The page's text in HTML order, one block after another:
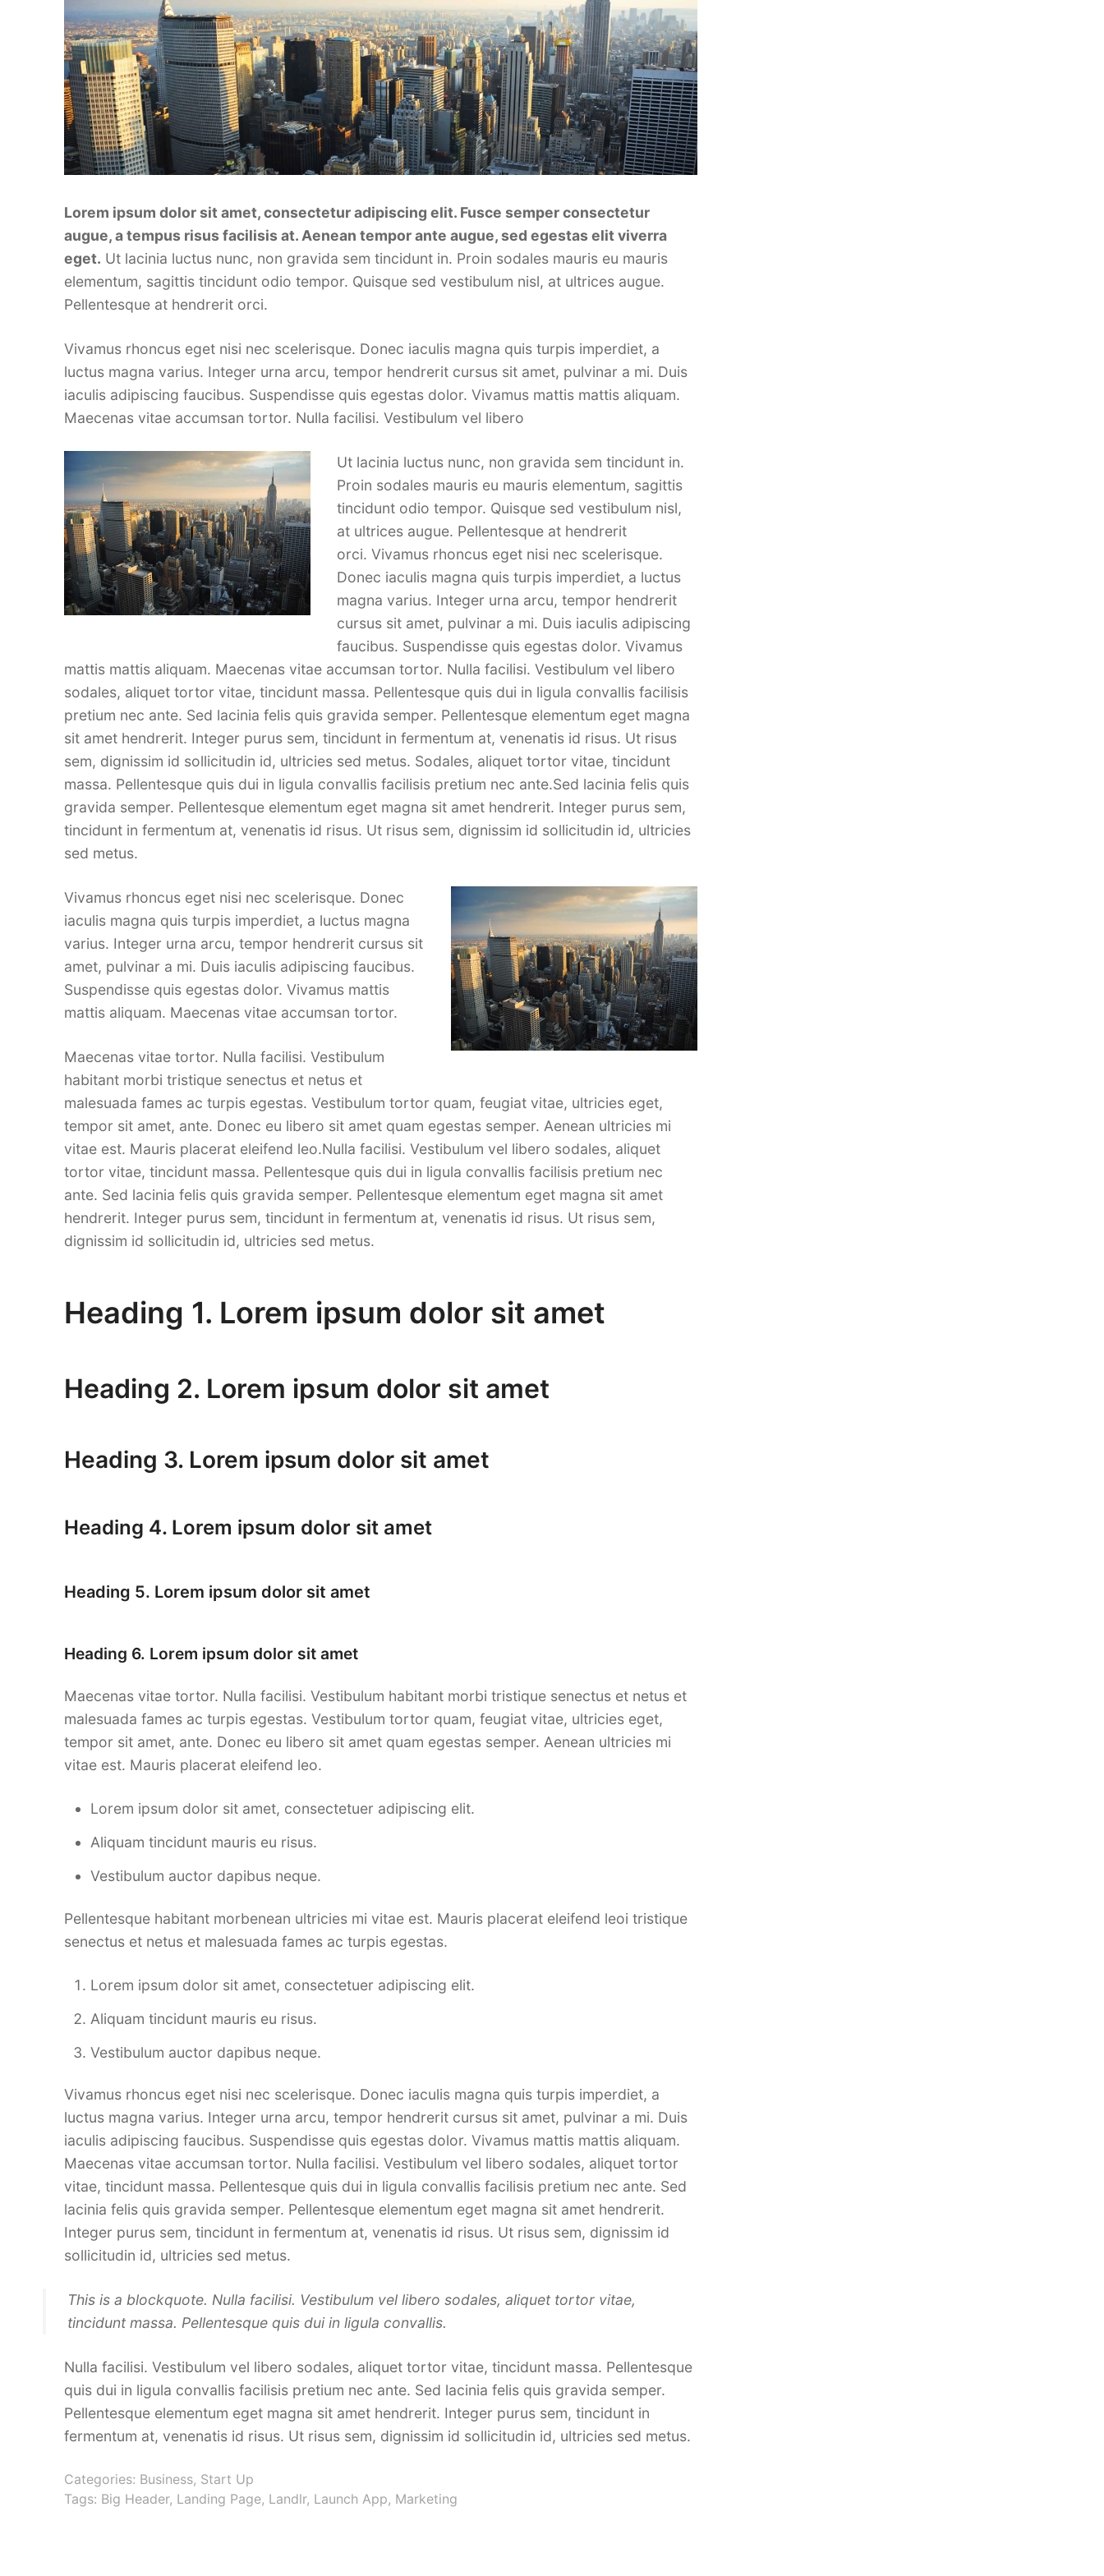
Lorem ipsum dolor sit amet, consectetur adipiscing elit. Fusce semper consectetur
augue, a tempus risus facilisis at. Aenean tempor ante augue, sed egestas elit viverra
eget. Ut lacinia luctus nunc, non gravida sem tincidunt in. Proin sodales mauris eu mauris
elementum, sagittis tincidunt odio tempor. Quisque sed vestibulum nisl, at ultrices augue.
Pellentesque at hendrerit orci.
Vivamus rhoncus eget nisi nec scelerisque. Donec iaculis magna quis turpis imperdiet, a
luctus magna varius. Integer urna arcu, tempor hendrerit cursus sit amet, pulvinar a mi. Duis
iaculis adipiscing faucibus. Suspendisse quis egestas dolor. Vivamus mattis mattis aliquam.
Maecenas vitae accumsan tortor. Nulla facilisi. Vestibulum vel libero
Ut lacinia luctus nunc, non gravida sem tincidunt in.
Proin sodales mauris eu mauris elementum, sagittis
tincidunt odio tempor. Quisque sed vestibulum nisl,
at ultrices augue. Pellentesque at hendrerit
orci. Vivamus rhoncus eget nisi nec scelerisque.
Donec iaculis magna quis turpis imperdiet, a luctus
magna varius. Integer urna arcu, tempor hendrerit
cursus sit amet, pulvinar a mi. Duis iaculis adipiscing
faucibus. Suspendisse quis egestas dolor. Vivamus
mattis mattis aliquam. Maecenas vitae accumsan tortor. Nulla facilisi. Vestibulum vel libero
sodales, aliquet tortor vitae, tincidunt massa. Pellentesque quis dui in ligula convallis facilisis
pretium nec ante. Sed lacinia felis quis gravida semper. Pellentesque elementum eget magna
sit amet hendrerit. Integer purus sem, tincidunt in fermentum at, venenatis id risus. Ut risus
sem, dignissim id sollicitudin id, ultricies sed metus. Sodales, aliquet tortor vitae, tincidunt
massa. Pellentesque quis dui in ligula convallis facilisis pretium nec ante.Sed lacinia felis quis
gravida semper. Pellentesque elementum eget magna sit amet hendrerit. Integer purus sem,
tincidunt in fermentum at, venenatis id risus. Ut risus sem, dignissim id sollicitudin id, ultricies
sed metus.
Vivamus rhoncus eget nisi nec scelerisque. Donec
iaculis magna quis turpis imperdiet, a luctus magna
varius. Integer urna arcu, tempor hendrerit cursus sit
amet, pulvinar a mi. Duis iaculis adipiscing faucibus.
Suspendisse quis egestas dolor. Vivamus mattis
mattis aliquam. Maecenas vitae accumsan tortor.
Maecenas vitae tortor. Nulla facilisi. Vestibulum
habitant morbi tristique senectus et netus et
malesuada fames ac turpis egestas. Vestibulum tortor quam, feugiat vitae, ultricies eget,
tempor sit amet, ante. Donec eu libero sit amet quam egestas semper. Aenean ultricies mi
vitae est. Mauris placerat eleifend leo.Nulla facilisi. Vestibulum vel libero sodales, aliquet
tortor vitae, tincidunt massa. Pellentesque quis dui in ligula convallis facilisis pretium nec
ante. Sed lacinia felis quis gravida semper. Pellentesque elementum eget magna sit amet
hendrerit. Integer purus sem, tincidunt in fermentum at, venenatis id risus. Ut risus sem,
dignissim id sollicitudin id, ultricies sed metus.
Heading 1. Lorem ipsum dolor sit amet
Heading 2. Lorem ipsum dolor sit amet
Heading 3. Lorem ipsum dolor sit amet
Heading 4. Lorem ipsum dolor sit amet
Heading 5. Lorem ipsum dolor sit amet
Heading 6. Lorem ipsum dolor sit amet
Maecenas vitae tortor. Nulla facilisi. Vestibulum habitant morbi tristique senectus et netus et
malesuada fames ac turpis egestas. Vestibulum tortor quam, feugiat vitae, ultricies eget,
tempor sit amet, ante. Donec eu libero sit amet quam egestas semper. Aenean ultricies mi
vitae est. Mauris placerat eleifend leo.
Lorem ipsum dolor sit amet, consectetuer adipiscing elit.
Aliquam tincidunt mauris eu risus.
Vestibulum auctor dapibus neque.
Pellentesque habitant morbenean ultricies mi vitae est. Mauris placerat eleifend leoi tristique
senectus et netus et malesuada fames ac turpis egestas.
Lorem ipsum dolor sit amet, consectetuer adipiscing elit.
Aliquam tincidunt mauris eu risus.
Vestibulum auctor dapibus neque.
Vivamus rhoncus eget nisi nec scelerisque. Donec iaculis magna quis turpis imperdiet, a
luctus magna varius. Integer urna arcu, tempor hendrerit cursus sit amet, pulvinar a mi. Duis
iaculis adipiscing faucibus. Suspendisse quis egestas dolor. Vivamus mattis mattis aliquam.
Maecenas vitae accumsan tortor. Nulla facilisi. Vestibulum vel libero sodales, aliquet tortor
vitae, tincidunt massa. Pellentesque quis dui in ligula convallis facilisis pretium nec ante. Sed
lacinia felis quis gravida semper. Pellentesque elementum eget magna sit amet hendrerit.
Integer purus sem, tincidunt in fermentum at, venenatis id risus. Ut risus sem, dignissim id
sollicitudin id, ultricies sed metus.
This is a blockquote. Nulla facilisi. Vestibulum vel libero sodales, aliquet tortor vitae,
tincidunt massa. Pellentesque quis dui in ligula convallis.
Nulla facilisi. Vestibulum vel libero sodales, aliquet tortor vitae, tincidunt massa. Pellentesque
quis dui in ligula convallis facilisis pretium nec ante. Sed lacinia felis quis gravida semper.
Pellentesque elementum eget magna sit amet hendrerit. Integer purus sem, tincidunt in
fermentum at, venenatis id risus. Ut risus sem, dignissim id sollicitudin id, ultricies sed metus.
Categories: Business, Start Up
Tags: Big Header, Landing Page, Landlr, Launch App, Marketing